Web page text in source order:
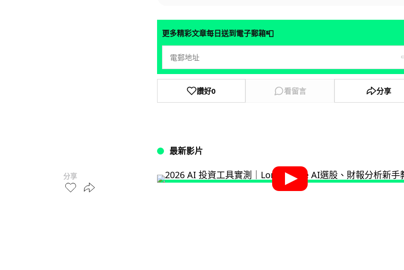
分享
更多精彩文章每日送到電子郵箱📮
讚好0 看留言 分享
最新影片